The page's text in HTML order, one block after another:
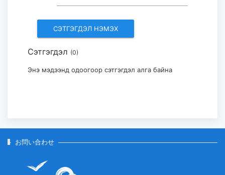
訪問した...
2026-07-29
Mongolia and Japan」...
Сэтгэгдэл (0)
Энэ мэдээнд одоогоор сэтгэгдэл алга байна
お問い合わせ